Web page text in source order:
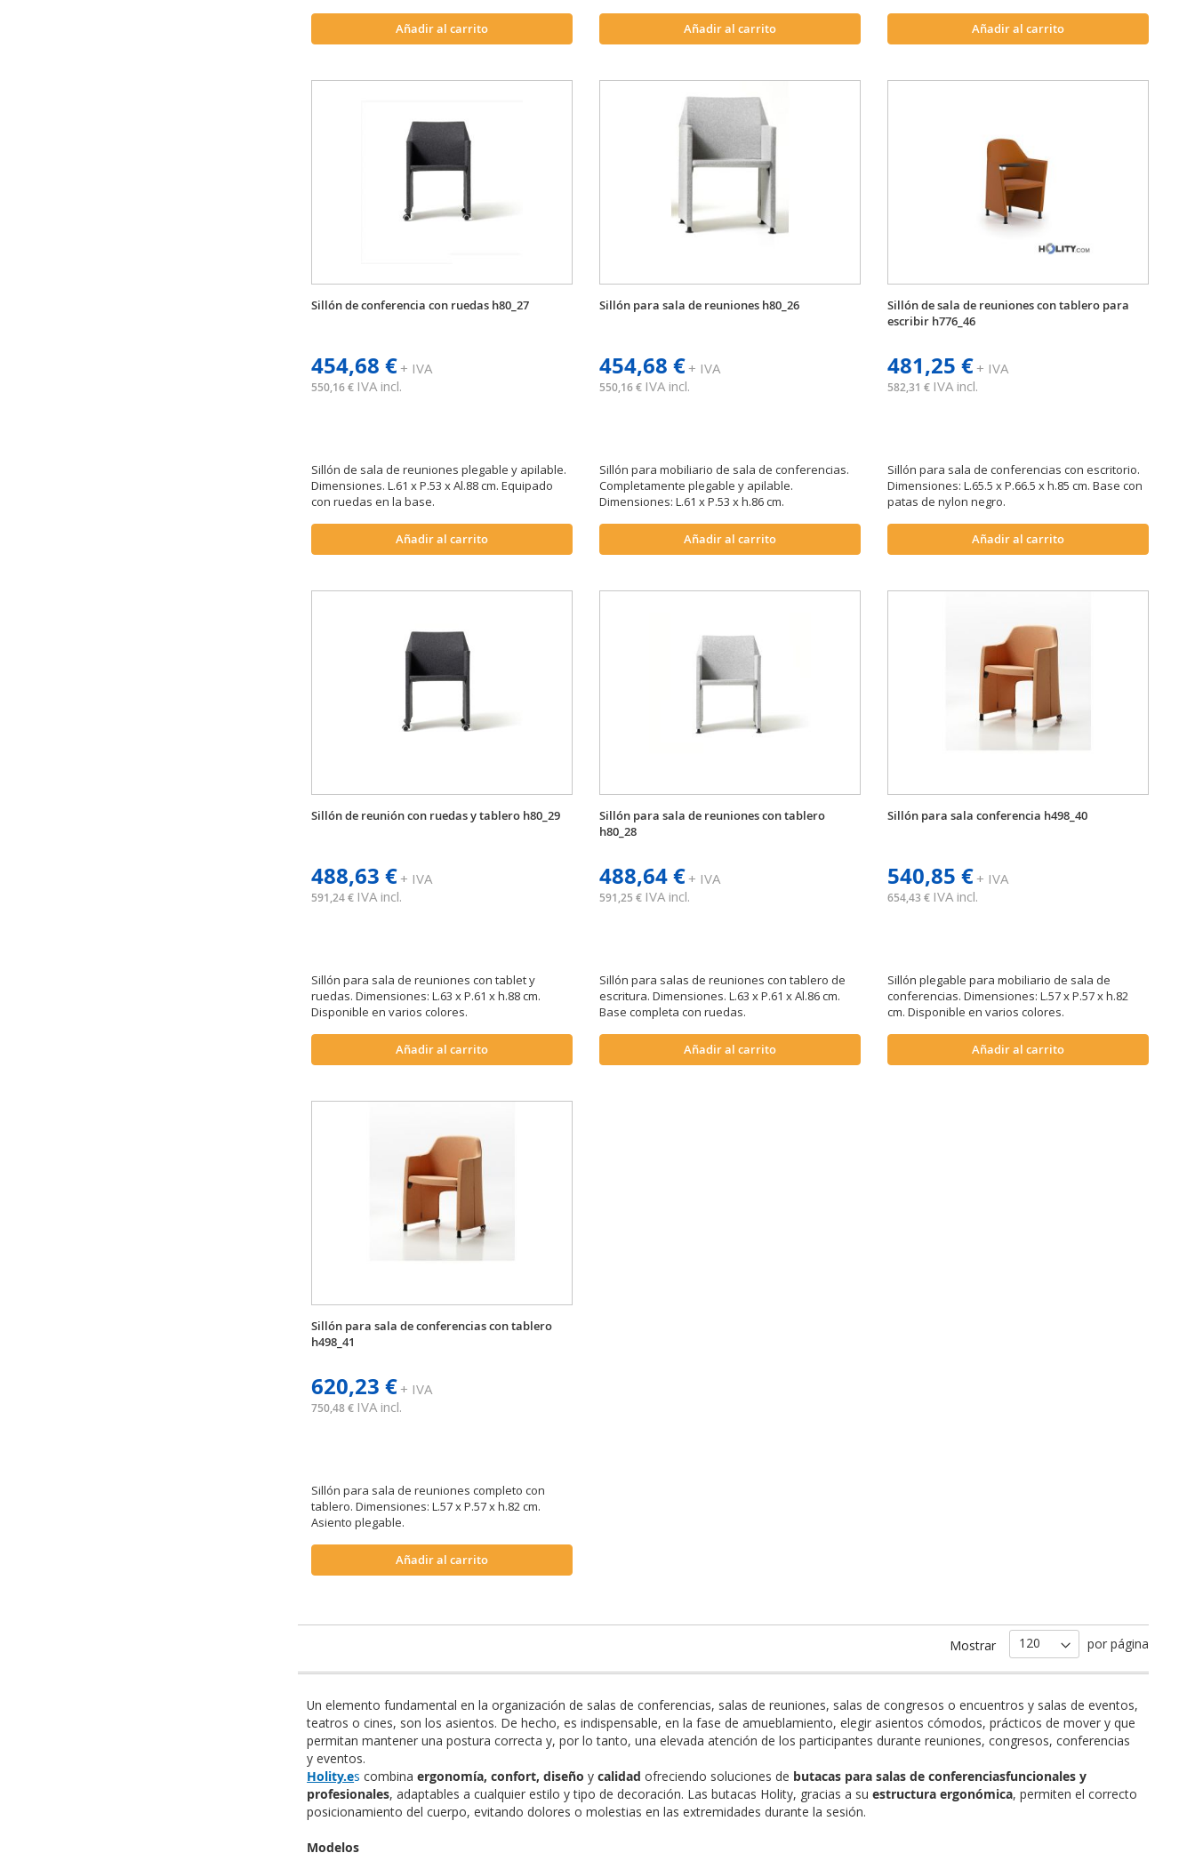
Añadir al carrito Añadir al carrito Añadir al carrito
Sillón de conferencia con ruedas h80_27
454,68 €+ IVA
550,16 € IVA incl.
Sillón de sala de reuniones plegable y apilable.
Dimensiones. L.61 x P.53 x Al.88 cm. Equipado
con ruedas en la base.
Añadir al carrito
Sillón para sala de reuniones h80_26
454,68 €+ IVA
550,16 € IVA incl.
Sillón para mobiliario de sala de conferencias.
Completamente plegable y apilable.
Dimensiones: L.61 x P.53 x h.86 cm.
Añadir al carrito
Sillón de sala de reuniones con tablero para
escribir h776_46
481,25 €+ IVA
582,31 € IVA incl.
Sillón para sala de conferencias con escritorio.
Dimensiones: L.65.5 x P.66.5 x h.85 cm. Base con
patas de nylon negro.
Añadir al carrito
Sillón de reunión con ruedas y tablero h80_29
488,63 €+ IVA
591,24 € IVA incl.
Sillón para sala de reuniones con tablet y
ruedas. Dimensiones: L.63 x P.61 x h.88 cm.
Disponible en varios colores.
Añadir al carrito
Sillón para sala de reuniones con tablero
h80_28
488,64 €+ IVA
591,25 € IVA incl.
Sillón para salas de reuniones con tablero de
escritura. Dimensiones. L.63 x P.61 x Al.86 cm.
Base completa con ruedas.
Añadir al carrito
Sillón para sala conferencia h498_40
540,85 €+ IVA
654,43 € IVA incl.
Sillón plegable para mobiliario de sala de
conferencias. Dimensiones: L.57 x P.57 x h.82
cm. Disponible en varios colores.
Añadir al carrito
Sillón para sala de conferencias con tablero
h498_41
620,23 €+ IVA
750,48 € IVA incl.
Sillón para sala de reuniones completo con
tablero. Dimensiones: L.57 x P.57 x h.82 cm.
Asiento plegable.
Añadir al carrito
Mostrar por página
Un elemento fundamental en la organización de salas de conferencias, salas de reuniones, salas de congresos o encuentros y salas de eventos,
teatros o cines, son los asientos. De hecho, es indispensable, en la fase de amueblamiento, elegir asientos cómodos, prácticos de mover y que
permitan mantener una postura correcta y, por lo tanto, una elevada atención de los participantes durante reuniones, congresos, conferencias
y eventos.
Holity.es combinaergonomía, confort, diseño ycalidad ofreciendo soluciones de butacas para salas de conferenciasfuncionales y
profesionales, adaptables a cualquier estilo y tipo de decoración. Las butacas Holity, gracias a suestructura ergonómica, permiten el correcto
posicionamiento del cuerpo, evitando dolores o molestias en las extremidades durante la sesión.
Modelos